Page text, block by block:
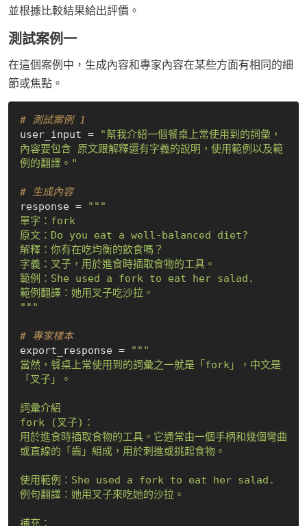
並根據比較結果給出評價。
測試案例一
在這個案例中，生成內容和專家內容在某些方面有相同的細
節或焦點。
# 測試案例 1
user_input =
"幫我介紹一個餐桌上常使用到的詞彙，
內容要包含 原文跟解釋還有字義的說明，使用範例以及範
例的翻譯。"
# 生成內容
response =
"""
單字：fork
原文：Do you eat a well-balanced diet?
解釋：你有在吃均衡的飲食嗎？
字義：叉子，用於進食時插取食物的工具。
範例：She used a fork to eat her salad.
範例翻譯：她用叉子吃沙拉。
"""
# 專家樣本
export_response =
"""
當然，餐桌上常使用到的詞彙之一就是「fork」，中文是
「叉子」。
詞彙介紹
fork (叉子)：
用於進食時插取食物的工具。它通常由一個手柄和幾個彎曲
或直線的「齒」組成，用於刺進或挑起食物。
使用範例：She used a fork to eat her salad.
例句翻譯：她用叉子來吃她的沙拉。
補充：